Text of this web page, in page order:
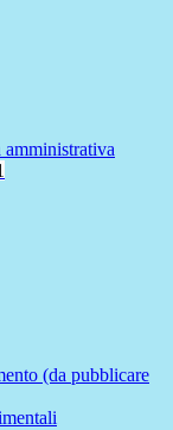
(da pubblicare